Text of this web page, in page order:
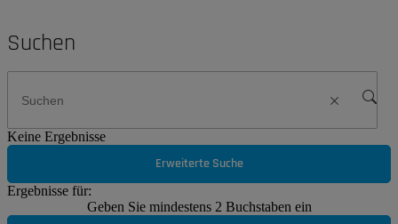
Suchen
Keine Ergebnisse
Erweiterte Suche
Ergebnisse für:
Geben Sie mindestens 2 Buchstaben ein